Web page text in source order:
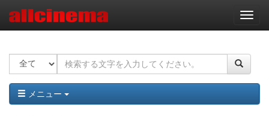
ナ
ビ
ー
ョ
ン
メニュー